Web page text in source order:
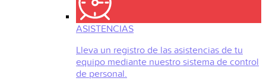
ASISTENCIAS
Lleva un registro de las asistencias de tu
equipo mediante nuestro sistema de control
de personal.